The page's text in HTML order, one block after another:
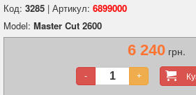
Код: 3285 | Артикул: 6899000
Model: Master Cut 2600
6 240грн.
- +